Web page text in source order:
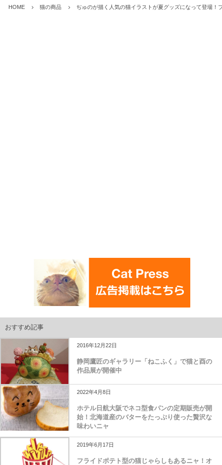
HOME 猫の商品 ぢゅのが描く人気の猫イラストが夏グッズになって登場！
おすすめ記事
2016年12月22日
静岡鷹匠のギャラリー「ねこふく」で猫と酉の
作品展が開催中
2022年4月8日
ホテル日航大阪でネコ型食パンの定期販売が開
始！北海道産のバターをたっぷり使った贅沢な
味わいニャ
2019年6月17日
フライドポテト型の猫じゃらしもあるニャ！オ